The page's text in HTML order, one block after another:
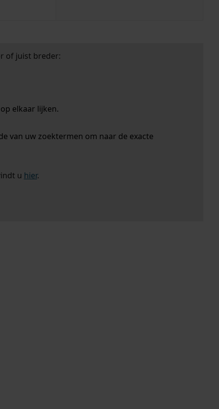
of juist breder:
elkaar lijken.
van uw zoektermen om naar de exacte
u hier.